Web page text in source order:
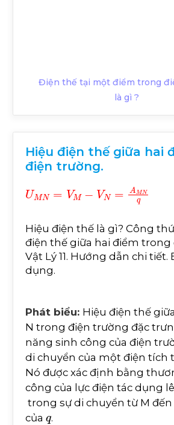
Điện thế tại một điểm trong
là gì ?
Hiệu điện thế giữa hai
điện trường.
UM VM N= Nq
Hiệu điện thế là gì? Công
điện thế giữa hai điểm trong
Vật Lý 11. Hướng dẫn chi tiết.
dụng.
Phát biểu: Hiệu điện thế
N trong điện trường đặc
năng sinh công của điện
di chuyển của một điện tích
Nó được xác định bằng
công của lực điện tác dụng
trong sự di chuyển từ M đến
của q
.